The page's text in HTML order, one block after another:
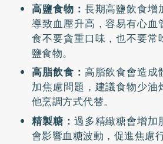
高鹽食物： 長期高鹽飲食增
導致血壓升高，容易有心血
食不要貪重口味，也不要常
鹽食物。
高脂飲食： 高脂飲食會造成
加焦慮問題，建議食物少
他烹調方式代替。
精製糖： 過多精緻糖會增加
會影響血糖波動，促進焦慮行